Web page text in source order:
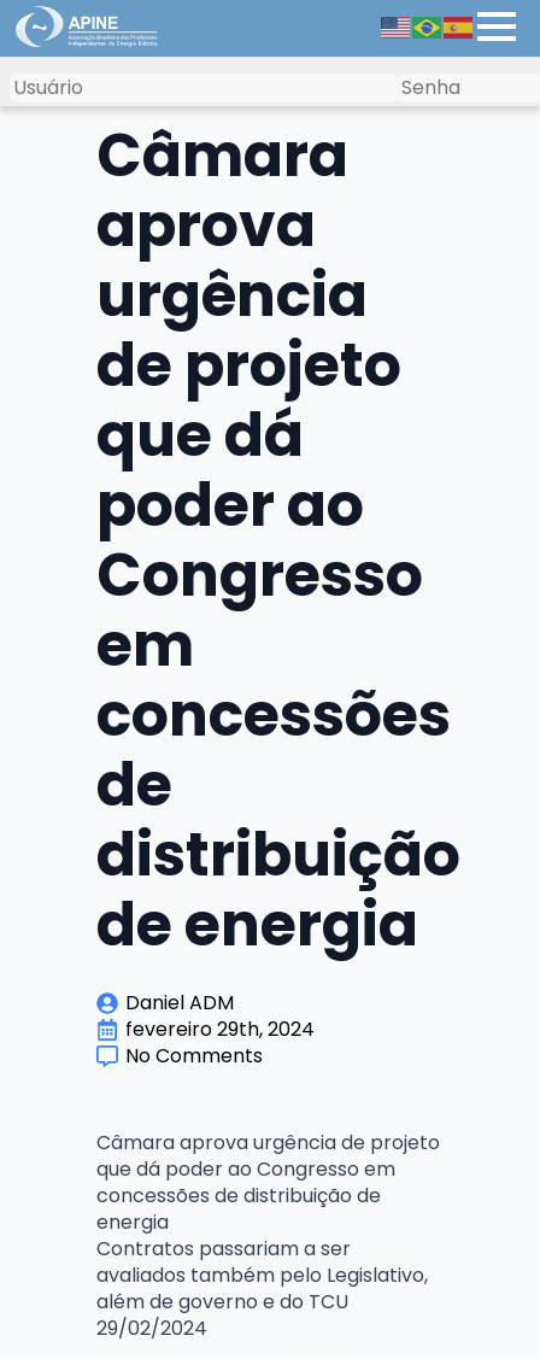
Câmara
aprova
urgência
de projeto
que dá
poder ao
Congresso
em
concessões
de
distribuição
de energia
Daniel ADM
fevereiro 29th, 2024
No Comments
Câmara aprova urgência de projeto
que dá poder ao Congresso em
concessões de distribuição de
energia
Contratos passariam a ser
avaliados também pelo Legislativo,
além de governo e do TCU
29/02/2024